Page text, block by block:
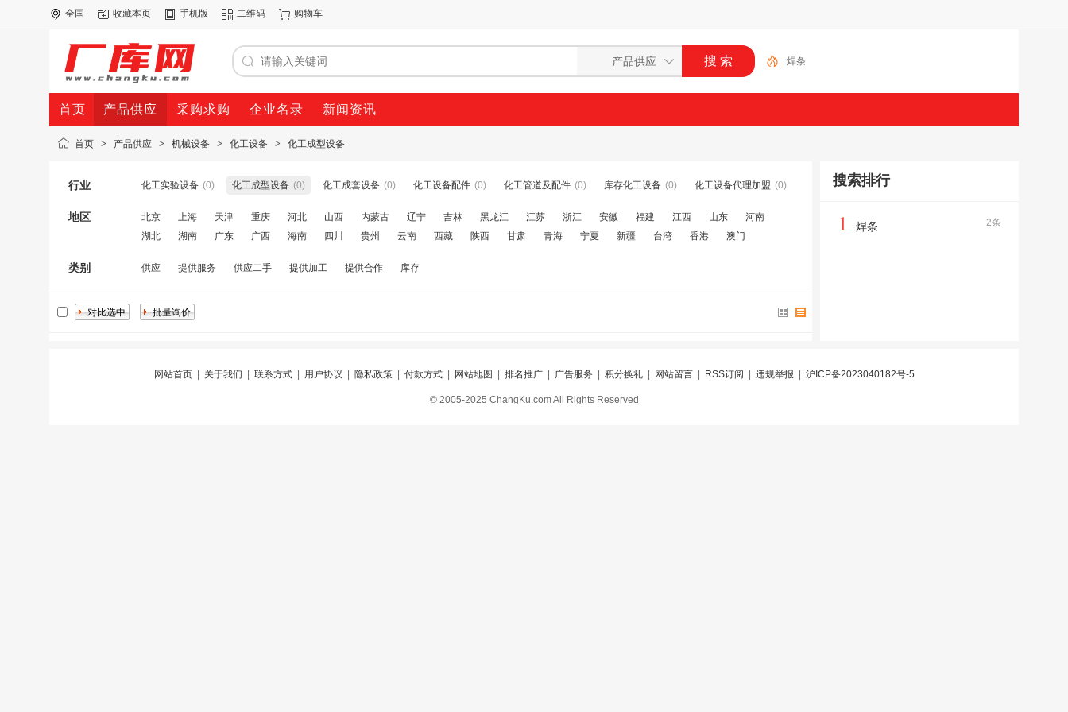
全国 收藏本页 手机版 二维码 购物车
焊条
首页 产品供应 采购求购 企业名录 新闻资讯
首页 > 产品供应 > 机械设备 > 化工设备 > 化工成型设备
行业 化工实验设备 (0) 化工成型设备 (0) 化工成套设备 (0) 化工设备配件 (0) 化工管道及配件 (0) 库存化工设备 (0) 化工设备代理加盟 (0)
地区 北京 上海 天津 重庆 河北 山西 内蒙古 辽宁 吉林 黑龙江 江苏 浙江 安徽 福建 江西 山东
河南
湖北
湖南 广东 广西 海南 四川 贵州 云南 西藏 陕西 甘肃 青海 宁夏 新疆 台湾 香港 澳门
类别 供应 提供服务 供应二手 提供加工 提供合作 库存
搜索排行
2条
1 焊条
网站首页| 关于我们 联系方式| 用户协议 隐私政策| 付款方式| 网站地图 排名推广| 广告服务 积分换礼| 网站留言| RSS订阅 违规举报 沪ICP备2023040182号-5
© 2005-2025 ChangKu.com All Rights Reserved